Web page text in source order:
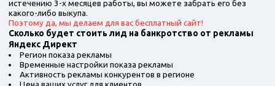
истечению 3-х месяцев работы, вы можете забрать его без
какого-либо выкупа.
Поэтому да, мы делаем для вас бесплатный сайт!
Сколько будет стоить лид на банкротство от рекламы
Яндекс Директ
Регион показа рекламы
Временные настройки показа рекламы
Активность рекламы конкурентов в регионе